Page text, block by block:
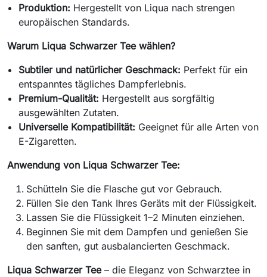
Produktion: Hergestellt von Liqua nach strengen
europäischen Standards.
Warum Liqua Schwarzer Tee wählen?
Subtiler und natürlicher Geschmack: Perfekt für ein
entspanntes tägliches Dampferlebnis.
Premium-Qualität: Hergestellt aus sorgfältig
ausgewählten Zutaten.
Universelle Kompatibilität: Geeignet für alle Arten von
E-Zigaretten.
Anwendung von Liqua Schwarzer Tee:
Schütteln Sie die Flasche gut vor Gebrauch.
Füllen Sie den Tank Ihres Geräts mit der Flüssigkeit.
Lassen Sie die Flüssigkeit 1–2 Minuten einziehen.
Beginnen Sie mit dem Dampfen und genießen Sie
den sanften, gut ausbalancierten Geschmack.
Liqua Schwarzer Tee– die Eleganz von Schwarztee in